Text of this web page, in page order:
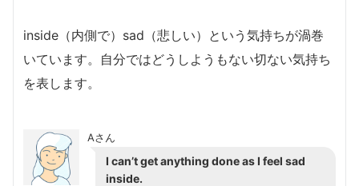
inside（内側で）sad（悲しい）という気持ちが渦巻
いています。自分ではどうしようもない切ない気持ち
を表します。
Aさん
I can’t get anything done as I feel sad
inside.